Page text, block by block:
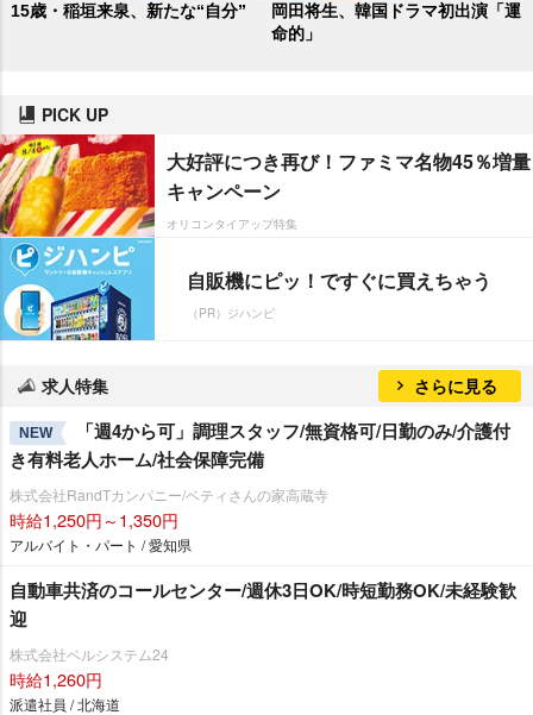
15歳・稲垣来泉、新たな“自分”
岡田将生、韓国ドラマ初出演「運
命的」
PICK UP
大好評につき再び！ファミマ名物45％増量
キャンペーン
オリコンタイアップ特集
自販機にピッ！ですぐに買えちゃう
（PR）ジハンピ
求人特集 さらに見る
NEW
「週4から可」調理スタッフ/無資格可/日勤のみ/介護付
き有料老人ホーム/社会保障完備
株式会社RandTカンパニー/ベティさんの家高蔵寺
時給1,250円～1,350円
アルバイト・パート / 愛知県
自動車共済のコールセンター/週休3日OK/時短勤務OK/未経験歓
迎
株式会社ベルシステム24
時給1,260円
派遣社員 / 北海道